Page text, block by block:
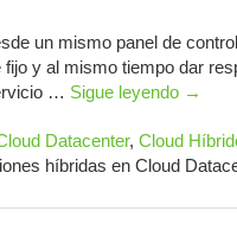
un mismo panel de
y al mismo tiempo dar
… Sigue leyendo →
Datacenter, Cloud
híbridas en Cloud